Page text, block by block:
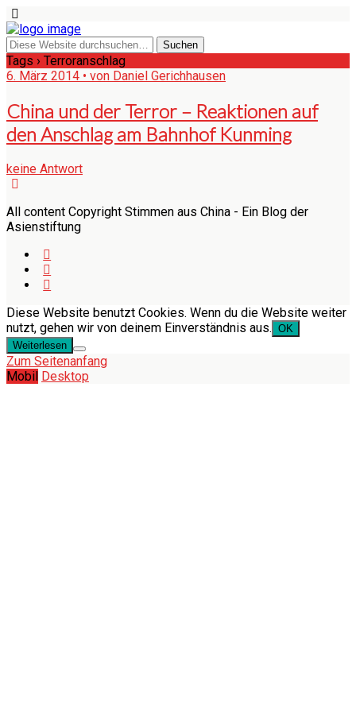
Tags › Terroranschlag
6. März 2014 • von Daniel Gerichhausen
China und der Terror – Reaktionen auf
den Anschlag am Bahnhof Kunming
keine Antwort
All content Copyright Stimmen aus China - Ein Blog der
Asienstiftung
Diese Website benutzt Cookies. Wenn du die Website weiter
nutzt, gehen wir von deinem Einverständnis aus. OK
Weiterlesen
Zum Seitenanfang
Mobil Desktop